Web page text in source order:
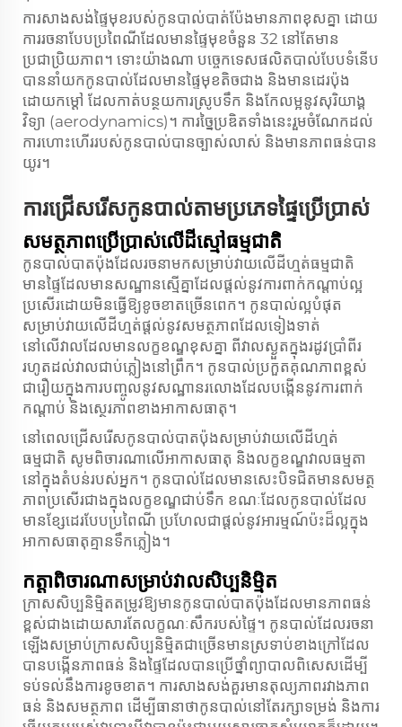
ការ​សាងសង់​ផ្ទៃ​មុខ​របស់​កូន​បាល់​បាត់​ប៉ែង​មាន​ភាព​ខុស​គ្នា ដោយ​
ការរចនា​បែប​ប្រពៃណី​ដែល​មាន​ផ្ទៃ​មុខ​ចំនួន 32 នៅតែ​មាន​
ប្រជាប្រិយភាព។ ទោះ​យ៉ាង​ណា បច្ចេកទេស​ផលិត​បាល់​បែប​ទំនើប​
បាន​នាំ​យក​កូន​បាល់​ដែល​មាន​ផ្ទៃ​មុខ​តិច​ជាង និង​មាន​ដេរ​ប៉ុង​
ដោយ​កម្តៅ ដែល​កាត់​បន្ថយ​ការ​ស្រូប​ទឹក និង​កែលម្អ​នូវ​សុរិយាង្គ​
វិទ្យា (aerodynamics)។ ការ​ច្នៃប្រឌិត​ទាំង​នេះ​រួម​ចំណែក​ដល់​
ការ​ហោះ​ហើរ​របស់​កូន​បាល់​បាន​ច្បាស់​លាស់ និង​មាន​ភាព​ធន់​បាន​
យូរ។
ការ​ជ្រើសរើស​កូន​បាល់​តាម​ប្រភេទ​ផ្ទៃ​ប្រើ​ប្រាស់
សមត្ថភាព​ប្រើ​ប្រាស់​លើ​ដី​ស្មៅ​ធម្មជាតិ
កូនបាល់បាតប៉ុងដែលរចនាមកសម្រាប់វាយលើដីហ្មត់ធម្មជាតិ
មានផ្ទៃដែលមានសណ្ឋានស្មើគ្នាដែលផ្តល់នូវការពាក់កណ្តាប់ល្អ
ប្រសើរដោយមិនធ្វើឱ្យខូចខាតច្រើនពេក។ កូនបាល់ល្អបំផុត
សម្រាប់វាយលើដីហ្មត់ផ្តល់នូវសមត្ថភាពដែលទៀងទាត់
នៅលើវាលដែលមានលក្ខខណ្ឌខុសគ្នា ពីវាលស្ងួតក្នុងរដូវប្រាំពីរ
រហូតដល់វាលជាប់ភ្លៀងនៅព្រឹក។ កូនបាល់ប្រកួតគុណភាពខ្ពស់
ជារឿយក្នុងការបញ្ចូលនូវសណ្ឋានរលោងដែលបង្កើននូវការពាក់
កណ្តាប់ និងស្ថេរភាពខាងអាកាសធាតុ។
នៅពេលជ្រើសរើសកូនបាល់បាតប៉ុងសម្រាប់វាយលើដីហ្មត់
ធម្មជាតិ សូមពិចារណាលើអាកាសធាតុ និងលក្ខខណ្ឌវាលធម្មតា
នៅក្នុងតំបន់របស់អ្នក។ កូនបាល់ដែលមានសេះបិទជិតមានសមត្ថ
ភាពប្រសើរជាងក្នុងលក្ខខណ្ឌជាប់ទឹក ខណៈដែលកូនបាល់ដែល
មានខ្សែដេរបែបប្រពៃណី ប្រហែលជាផ្តល់នូវអារម្មណ៍ប៉ះដ៏ល្អក្នុង
អាកាសធាតុគ្មានទឹកភ្លៀង។
កត្តាពិចារណាសម្រាប់វាលសិប្បនិម្មិត
ក្រាស​សិប្បនិម្មិត​តម្រូវ​ឱ្យ​មាន​កូន​បាល់​បាតប៉ុង​ដែល​មាន​ភាព​ធន់​
ខ្ពស់​ជាង​ដោយសារ​តែ​លក្ខណៈ​សឹក​របស់​ផ្ទៃ។ កូន​បាល់​ដែល​រចនា​
ឡើង​សម្រាប់​ក្រាស​សិប្បនិម្មិត​ជា​ច្រើន​មាន​ស្រទាប់​ខាងក្រៅ​ដែល​
បាន​បង្កើន​ភាព​ធន់ និង​ផ្ទៃ​ដែល​បាន​ប្រើ​ថ្នាំ​ព្យាបាល​ពិសេស​ដើម្បី​
ទប់​ទល់​នឹង​ការ​ខូច​ខាត។ ការ​សាងសង់​គួរ​មាន​តុល្យភាព​រវាង​ភាព​
ធន់ និង​សមត្ថភាព ដើម្បី​ធានា​ថា​កូន​បាល់​នៅតែ​រក្សា​ទម្រង់ និង​ការ​